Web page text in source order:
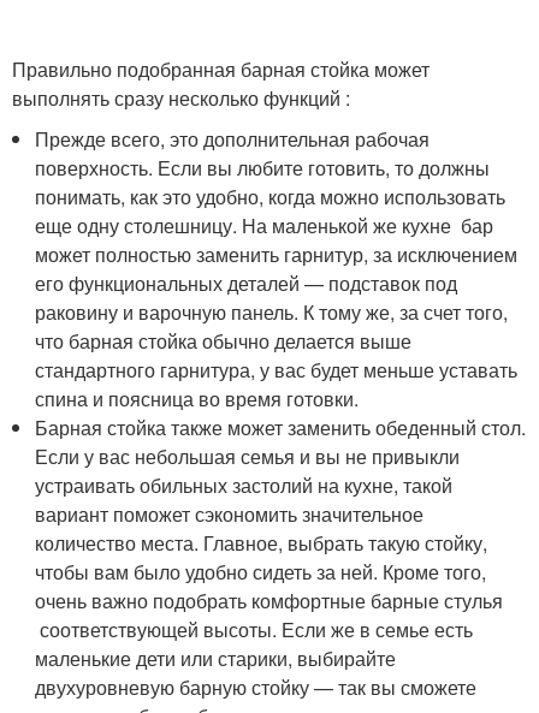
Правильно подобранная барная стойка может
выполнять сразу несколько функций :
Прежде всего, это дополнительная рабочая
поверхность. Если вы любите готовить, то должны
понимать, как это удобно, когда можно использовать
еще одну столешницу. На маленькой же кухне бар
может полностью заменить гарнитур, за исключением
его функциональных деталей — подставок под
раковину и варочную панель. К тому же, за счет того,
что барная стойка обычно делается выше
стандартного гарнитура, у вас будет меньше уставать
спина и поясница во время готовки.
Барная стойка также может заменить обеденный стол.
Если у вас небольшая семья и вы не привыкли
устраивать обильных застолий на кухне, такой
вариант поможет сэкономить значительное
количество места. Главное, выбрать такую стойку,
чтобы вам было удобно сидеть за ней. Кроме того,
очень важно подобрать комфортные барные стулья
соответствующей высоты. Если же в семье есть
маленькие дети или старики, выбирайте
двухуровневую барную стойку — так вы сможете